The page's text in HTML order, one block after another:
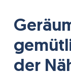
der